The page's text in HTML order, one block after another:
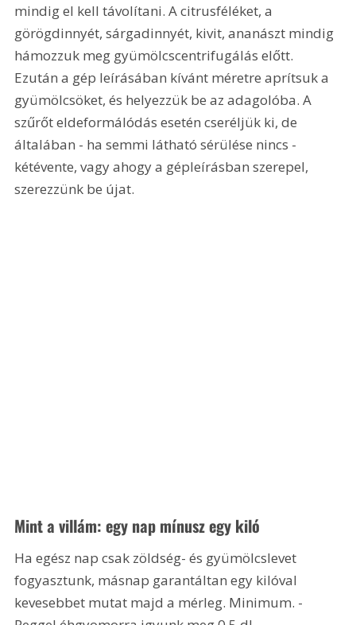
mindig el kell távolítani. A citrusféléket, a
görögdinnyét, sárgadinnyét, kivit, ananászt mindig
hámozzuk meg gyümölcscentrifugálás előtt.
Ezután a gép leírásában kívánt méretre aprítsuk a
gyümölcsöket, és helyezzük be az adagolóba. A
szűrőt eldeformálódás esetén cseréljük ki, de
általában - ha semmi látható sérülése nincs -
kétévente, vagy ahogy a gépleírásban szerepel,
szerezzünk be újat.
Mint a villám: egy nap mínusz egy kiló
Ha egész nap csak zöldség- és gyümölcslevet
fogyasztunk, másnap garantáltan egy kilóval
kevesebbet mutat majd a mérleg. Minimum. -